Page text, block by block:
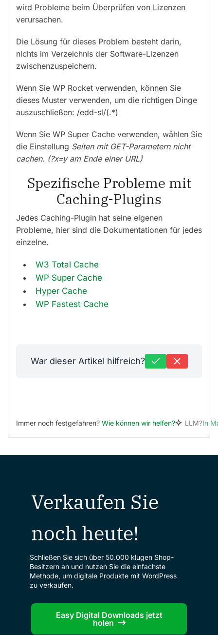
wird Probleme beim Überprüfen von Lizenzen
verursachen.
Die Lösung für dieses Problem besteht darin,
nichts im Verzeichnis der Software-Lizenzen
zwischenzuspeichern.
Wenn Sie WP Rocket verwenden, können Sie
dieses Muster verwenden, um die richtigen Dinge
auszuschließen: /edd-sl/(.*)
Wenn Sie WP Super Cache verwenden, wählen Sie
die Einstellung Seiten mit GET-Parametern nicht
cachen. (?x=y am Ende einer URL)
Spezifische Probleme mit
Caching-Plugins
Jedes Caching-Plugin hat seine eigenen
Probleme, hier sind die Dokumentationen für jedes
einzelne.
W3 Total Cache
WP Super Cache
Hyper Cache
WP Fastest Cache
War dieser Artikel hilfreich?
Immer noch festgefahren? Wie können wir helfen? LLM?In
Verkaufen Sie
noch heute!
Schließen Sie sich über 50.000 klugen Shop-
Besitzern an und nutzen Sie die einfachste
Methode, um digitale Produkte mit WordPress
zu verkaufen.
Easy Digital Downloads jetzt
holen